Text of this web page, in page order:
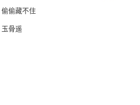
偷偷藏不住
玉骨遥